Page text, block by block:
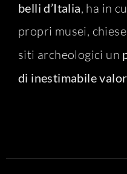
belli d’Italia, ha in
propri musei,
siti archeologici un
di inestimabile